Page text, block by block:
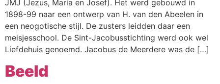
Ervaringen
Regio’s
Nieuws
Agenda
JMJ (Jezus, Maria en Josef). Het werd gebouwd in
1898-99 naar een ontwerp van H. van den Abeelen in
een neogotische stijl. De zusters leidden daar een
meisjesschool. De Sint-Jacobusstichting werd ook wel
Liefdehuis genoemd. Jacobus de Meerdere was de […]
Beeld